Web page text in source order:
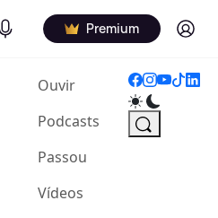
Podcasts Premium Log in
Ouvir(current)
Podcasts
Passou
Vídeos